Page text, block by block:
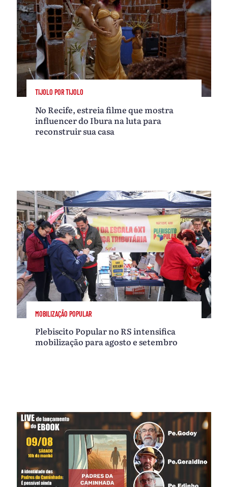
TIJOLO POR TIJOLO
No Recife, estreia filme que mostra
influencer do Ibura na luta para
reconstruir sua casa
MOBILIZAÇÃO POPULAR
Plebiscito Popular no RS intensifica
mobilização para agosto e setembro